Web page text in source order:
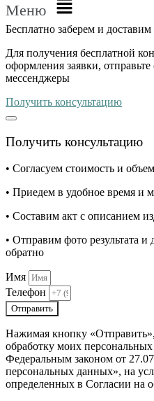
Меню
Бесплатно заберем и
Для получения бесплатной
оформления заявки,
мессенджеры
Получить консультацию
Получить консультацию
• Согласуем стоимость и
• Приедем в удобное время и
• Составим акт с описанием
• Отправим фото результата и
обратно
Имя
Телефон
Отправить
Нажимая кнопку
обработку моих
Федеральным законом от
персональных данных», на
определенных в Согласии на